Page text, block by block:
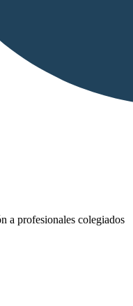
a profesionales colegiados